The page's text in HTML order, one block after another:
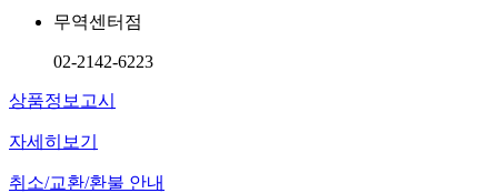
무역센터점
02-2142-6223
상품정보고시
자세히보기
취소/교환/환불 안내